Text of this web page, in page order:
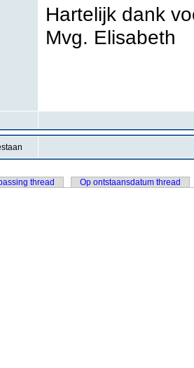
Hartelijk dank
Mvg. Elisabeth
thread Op ontstaansdatum thread